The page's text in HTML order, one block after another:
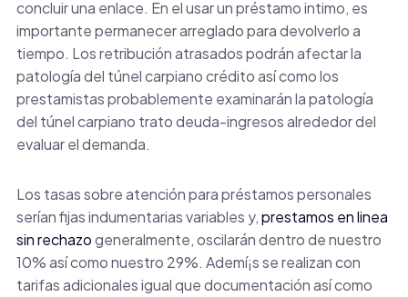
concluir una enlace. En el usar un préstamo intimo, es
importante permanecer arreglado para devolverlo a
tiempo. Los retribución atrasados ​​podrán afectar la
patologí­a del túnel carpiano crédito así­ como los
prestamistas probablemente examinarán la patologí­a
del túnel carpiano trato deuda-ingresos alrededor del
evaluar el demanda.
Los tasas sobre atención para préstamos personales
serían fijas indumentarias variables y,prestamos en linea
sin rechazogeneralmente, oscilarán dentro de nuestro
10% así­ como nuestro 29%. Ademí¡s se realizan con
tarifas adicionales igual que documentación así­ como